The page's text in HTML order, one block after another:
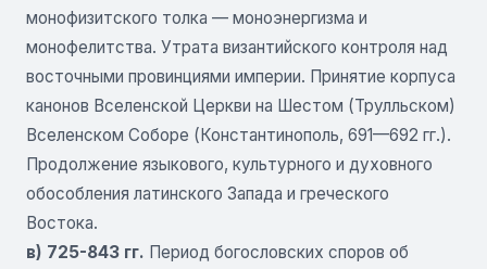
монофизитского толка — моноэнергизма и
монофелитства. Утрата византийского контроля над
восточными провинциями империи. Принятие корпуса
канонов Вселенской Церкви на Шестом (Трулльском)
Вселенском Соборе (Константинополь, 691—692 гг.).
Продолжение языкового, культурного и духовного
обособления латинского Запада и греческого
Востока.
в) 725-843 гг. Период богословских споров об